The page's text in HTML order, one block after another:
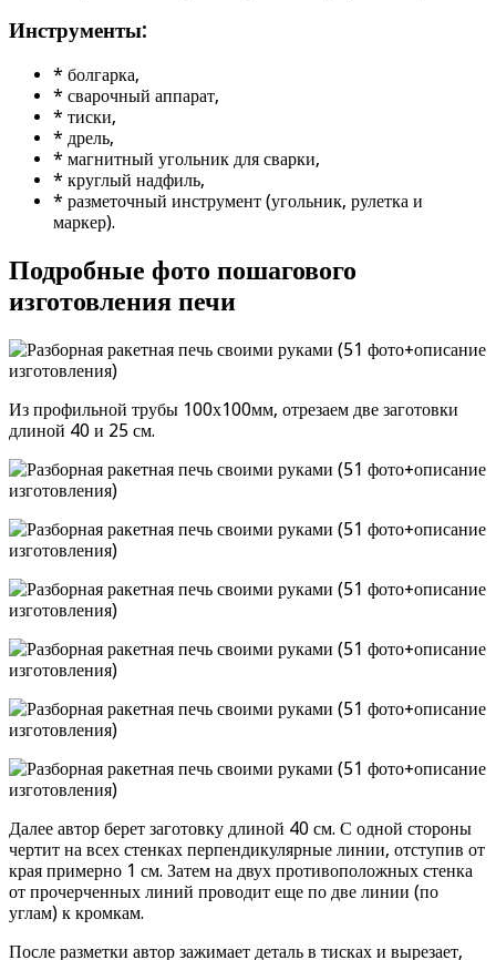
Инструменты:
* болгарка,
* сварочный аппарат,
* тиски,
* дрель,
* магнитный угольник для сварки,
* круглый надфиль,
* разметочный инструмент (угольник, рулетка и
маркер).
Подробные фото пошагового
изготовления печи
Из профильной трубы 100х100мм, отрезаем две заготовки
длиной 40 и 25 см.
Далее автор берет заготовку длиной 40 см. С одной стороны
чертит на всех стенках перпендикулярные линии, отступив от
края примерно 1 см. Затем на двух противоположных стенка
от прочерченных линий проводит еще по две линии (по
углам) к кромкам.
После разметки автор зажимает деталь в тисках и вырезает,